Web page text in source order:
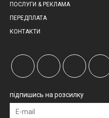
ПОСЛУГИ & РЕКЛАМА
ПЕРЕДПЛАТА
КОНТАКТИ
підпишись на розсилку